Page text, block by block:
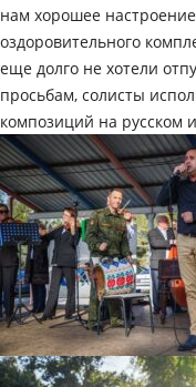
нам хорошее
оздоровительного
еще долго не хотели
просьбам, солисты
композиций на русском